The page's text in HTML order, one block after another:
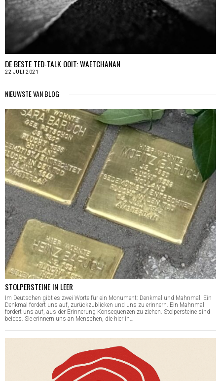
DE BESTE TED-TALK OOIT: WAETCHANAN
22 JULI 2021
NIEUWSTE VAN BLOG
STOLPERSTEINE IN LEER
Im Deutschen gibt es zwei Worte für ein Monument: Denkmal und Mahnmal. Ein
Denkmal fordert uns auf, zurückzublicken und uns zu erinnern. Ein Mahnmal
fordert uns auf, aus der Erinnerung Konsequenzen zu ziehen. Stolpersteine sind
beides. Sie erinnern uns an Menschen, die hier in…